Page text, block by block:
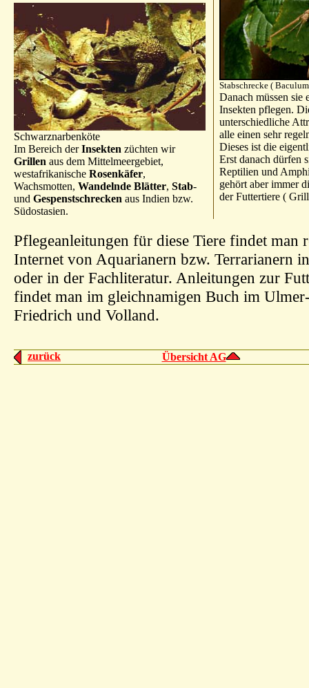
Schwarznarbenköte
Im Bereich derInsekten züchten wir
Grillen aus dem Mittelmeergebiet,
westafrikanische Rosenkäfer,
Wachsmotten, Wandelnde Blätter, Stab-
und Gespenstschrecken aus Indien bzw.
Südostasien.
Stabschrecke (
Danach müssen sie
Insekten pflegen.
unterschiedliche
alle einen sehr
Dieses ist die
Erst danach dürfen
Reptilien und
gehört aber immer
der Futtertiere (
Pflegeanleitungen für diese Tiere findet man
Internet von Aquarianern bzw. Terrarianern
oder in der Fachliteratur. Anleitungen zur
findet man im gleichnamigen Buch im
Friedrich und Volland.
zurück Übersicht AG